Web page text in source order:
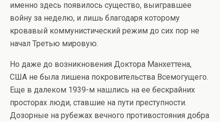
именно здесь появилось существо, выигравшее
войну за неделю, и лишь благодаря которому
кровавый коммунистический режим до сих пор не
начал Третью мировую.
Но даже до возникновения Доктора Манхеттена,
США не была лишена покровительства Всемогущего.
Еще в далеком 1939-м нашлись на ее бескрайних
просторах люди, ставшие на пути преступности.
Дозорные на рубежах вечного противостояния добра